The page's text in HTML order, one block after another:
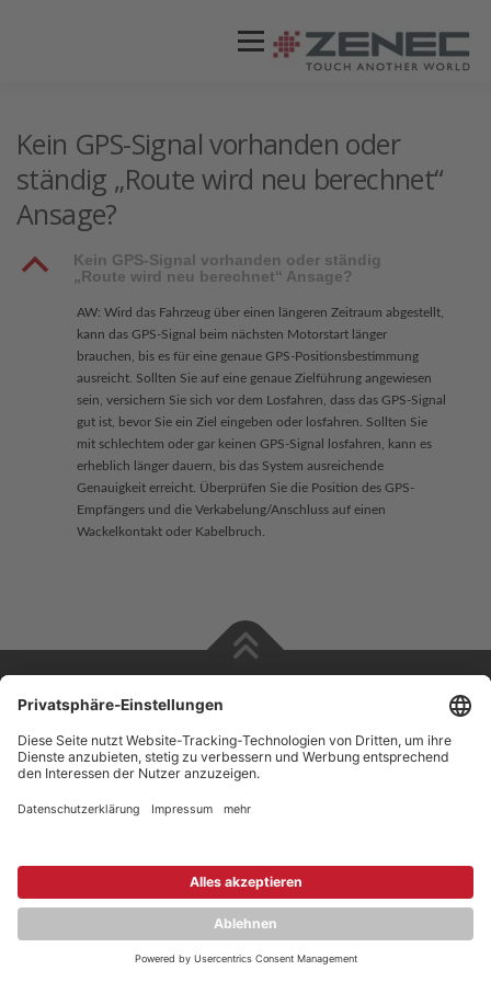
Menü
STORES / HÄNDLER
Kein GPS-Signal vorhanden oder
ständig „Route wird neu berechnet“
Ansage?
B
Kein GPS-Signal vorhanden oder ständig
„Route wird neu berechnet“ Ansage?
AW: Wird das Fahrzeug über einen längeren Zeitraum abgestellt,
kann das GPS-Signal beim nächsten Motorstart länger
brauchen, bis es für eine genaue GPS-Positionsbestimmung
ausreicht. Sollten Sie auf eine genaue Zielführung angewiesen
sein, versichern Sie sich vor dem Losfahren, dass das GPS-Signal
gut ist, bevor Sie ein Ziel eingeben oder losfahren. Sollten Sie
mit schlechtem oder gar keinen GPS-Signal losfahren, kann es
erheblich länger dauern, bis das System ausreichende
Genauigkeit erreicht. Überprüfen Sie die Position des GPS-
Empfängers und die Verkabelung/Anschluss auf einen
Wackelkontakt oder Kabelbruch.
Copyright © 2026 ZENEC
Datenschutz,Privacy policy
YouTube,
Dokumente zur Produktkonformität